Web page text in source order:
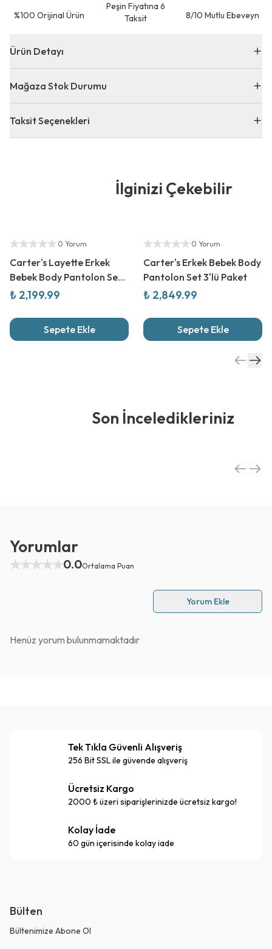
⁠%100 Orijinal Ürün
Peşin Fiyatına 6
Taksit
8/10 Mutlu Ebeveyn
Ürün Detayı
Mağaza Stok Durumu
Taksit Seçenekleri
İlginizi Çekebilir
0 Yorum
Carter's Layette Erkek
Bebek Body Pantolon Set
3Lü Paket
₺ 2,199.99
Sepete Ekle
0 Yorum
Carter's Erkek Bebek Body
Pantolon Set 3'lü Paket
₺ 2,849.99
Sepete Ekle
Son İnceledikleriniz
Yorumlar
0.0Ortalama Puan
Yorum Ekle
Henüz yorum bulunmamaktadır
Tek Tıkla Güvenli Alışveriş
256 Bit SSL ile güvende alışveriş
Ücretsiz Kargo
2000 ₺ üzeri siparişlerinizde ücretsiz kargo!
Kolay İade
60 gün içerisinde kolay iade
Bülten
Bültenimize Abone Ol